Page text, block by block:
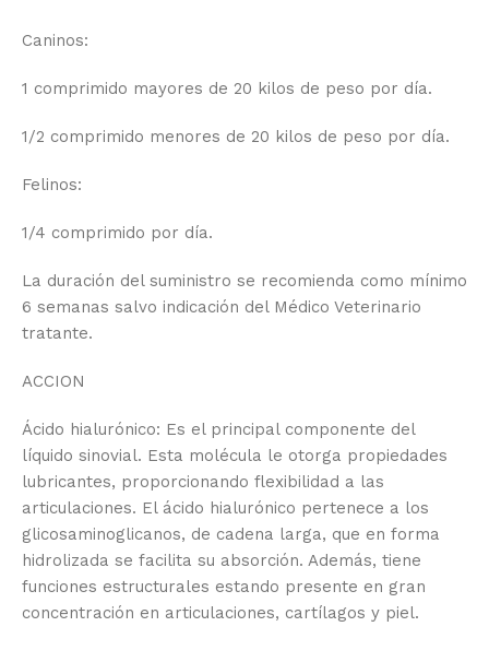
Caninos:
1 comprimido mayores de 20 kilos de peso por día.
1/2 comprimido menores de 20 kilos de peso por día.
Felinos:
1/4 comprimido por día.
La duración del suministro se recomienda como mínimo
6 semanas salvo indicación del Médico Veterinario
tratante.
ACCION
Ácido hialurónico: Es el principal componente del
líquido sinovial. Esta molécula le otorga propiedades
lubricantes, proporcionando flexibilidad a las
articulaciones. El ácido hialurónico pertenece a los
glicosaminoglicanos, de cadena larga, que en forma
hidrolizada se facilita su absorción. Además, tiene
funciones estructurales estando presente en gran
concentración en articulaciones, cartílagos y piel.